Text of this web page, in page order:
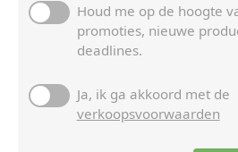
Houd me op de hoogte
promoties, nieuwe
deadlines.
Ja, ik ga akkoord met de
verkoopsvoorwaarden